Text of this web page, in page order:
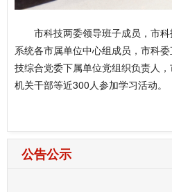
市科技两委领导班子成员，市
系统各市属单位中心组成员，市科
技综合党委下属单位党组织负责人
机关干部等近300人参加学习活动。
公告公示